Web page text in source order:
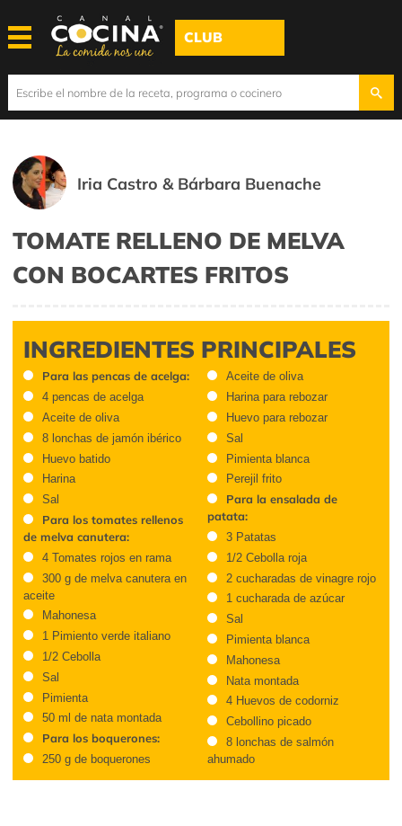
CLUB
Iria Castro & Bárbara Buenache
TOMATE RELLENO DE MELVA
CON BOCARTES FRITOS
INGREDIENTES PRINCIPALES
Para las pencas de acelga:
4 pencas de acelga
Aceite de oliva
8 lonchas de jamón ibérico
Huevo batido
Harina
Sal
Para los tomates rellenos
de melva canutera:
4 Tomates rojos en rama
300 g de melva canutera en
aceite
Mahonesa
1 Pimiento verde italiano
1/2 Cebolla
Sal
Pimienta
50 ml de nata montada
Para los boquerones:
250 g de boquerones
Aceite de oliva
Harina para rebozar
Huevo para rebozar
Sal
Pimienta blanca
Perejil frito
Para la ensalada de
patata:
3 Patatas
1/2 Cebolla roja
2 cucharadas de vinagre rojo
1 cucharada de azúcar
Sal
Pimienta blanca
Mahonesa
Nata montada
4 Huevos de codorniz
Cebollino picado
8 lonchas de salmón
ahumado